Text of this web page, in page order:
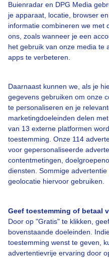
Buienradar en DPG Media
je apparaat, locatie, browser
informatie combineren we met
ons, zoals wanneer je een
het gebruik van onze media te
apps te verbeteren.
Daarnaast kunnen we, als je
gegevens gebruiken om onze
te personaliseren en je
marketingdoeleinden delen
van 13 externe platformen
toestemming. Onze 114
voor gepersonaliseerde
contentmetingen,
diensten. Sommige
geolocatie hiervoor gebruiken.
Geef toestemming of betaal
Door op "Gratis" te klikken,
bovenstaande doeleinden.
toestemming wenst te geven,
advertentievrije ervaring door
Bekijk slideshow
Over Buienradar
Bedrijfsgegevens
Contact
Toegankelijkheid
Gebruikersvoorwaarden